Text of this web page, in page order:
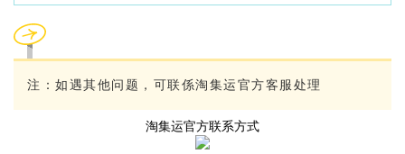
注：如遇其他问题，可联係淘集运官方客服处理
淘集运官方联系方式